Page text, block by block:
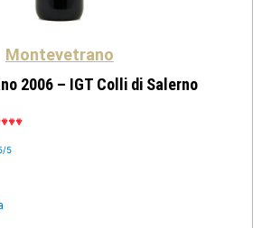
Montevetrano
2006 – IGT Colli di Salerno
5